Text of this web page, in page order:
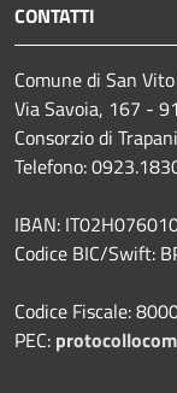
CONTATTI
Comune di San
Via Savoia, 167 -
Consorzio di Trapani
Telefono:
IBAN:
Codice BIC/Swift:
Codice Fiscale:
PEC: